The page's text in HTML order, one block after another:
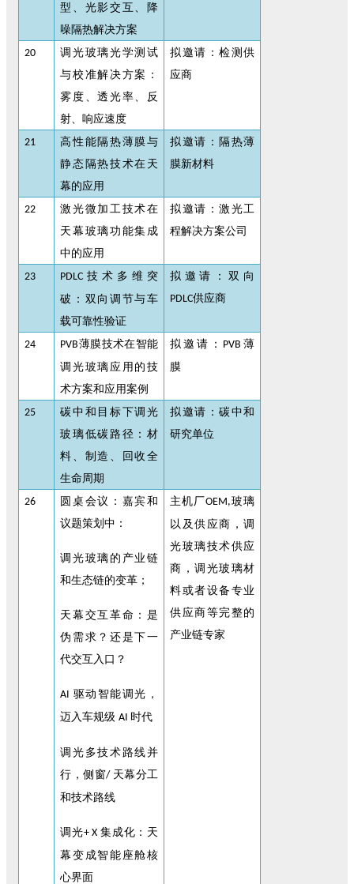
型、光影交互、降
噪隔热解决方案
20
调光玻璃光学测试
与校准解决方案：
雾度、透光率、反
射、响应速度
拟邀请：检测供
应商
21
高性能隔热薄膜与
静态隔热技术在天
幕的应用
拟邀请：隔热薄
膜新材料
22
激光微加工技术在
天幕玻璃功能集成
中的应用
拟邀请：激光工
程解决方案公司
23 PDLC 技术多维突
破：双向调节与车
载可靠性验证
拟邀请：双向
PDLC供应商
24 PVB薄膜技术在智能
调光玻璃应用的技
术方案和应用案例
拟邀请： PVB 薄
膜
25
碳中和目标下调光
玻璃低碳路径：材
料、制造、回收全
生命周期
拟邀请：碳中和
研究单位
26
圆桌会议：嘉宾和
议题策划中：
调光玻璃的产业链
和生态链的变革；
天幕交互革命：是
伪需求？还是下一
代交互入口？
AI 驱动智能调光，
迈入车规级AI 时代
调光多技术路线并
行，侧窗/ 天幕分工
和技术路线
调光+ X集成化：天
幕变成智能座舱核
心界面
主机厂OEM,玻璃
以及供应商，调
光玻璃技术供应
商，调光玻璃材
料或者设备专业
供应商等完整的
产业链专家